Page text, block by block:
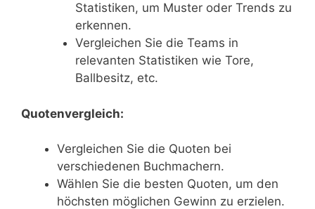
Statistiken, um Muster oder Trends zu
erkennen.
Vergleichen Sie die Teams in
relevanten Statistiken wie Tore,
Ballbesitz, etc.
Quotenvergleich:
Vergleichen Sie die Quoten bei
verschiedenen Buchmachern.
Wählen Sie die besten Quoten, um den
höchsten möglichen Gewinn zu erzielen.